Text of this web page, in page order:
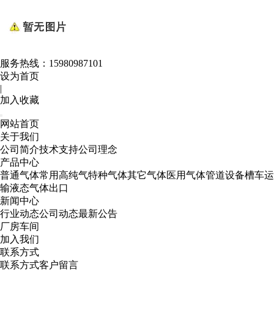
服务热线： 15980987101
设为首页
|
加入收藏
网站首页
关于我们
公司简介技术支持公司理念
产品中心
普通气体常用高纯气特种气体其它气体医用气体管道设备槽车运
输液态气体出口
新闻中心
行业动态公司动态最新公告
厂房车间
加入我们
联系方式
联系方式客户留言